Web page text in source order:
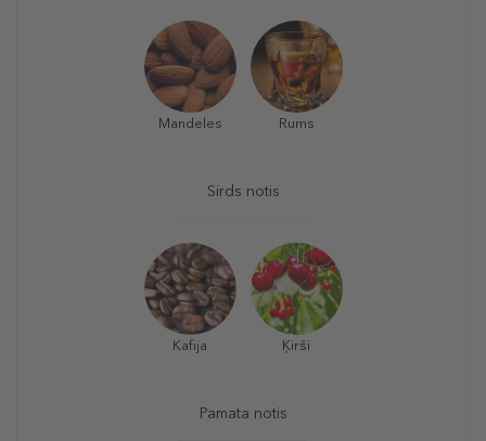
Mandeles Rums
Sirds notis
Kafija Ķirši
Pamata notis